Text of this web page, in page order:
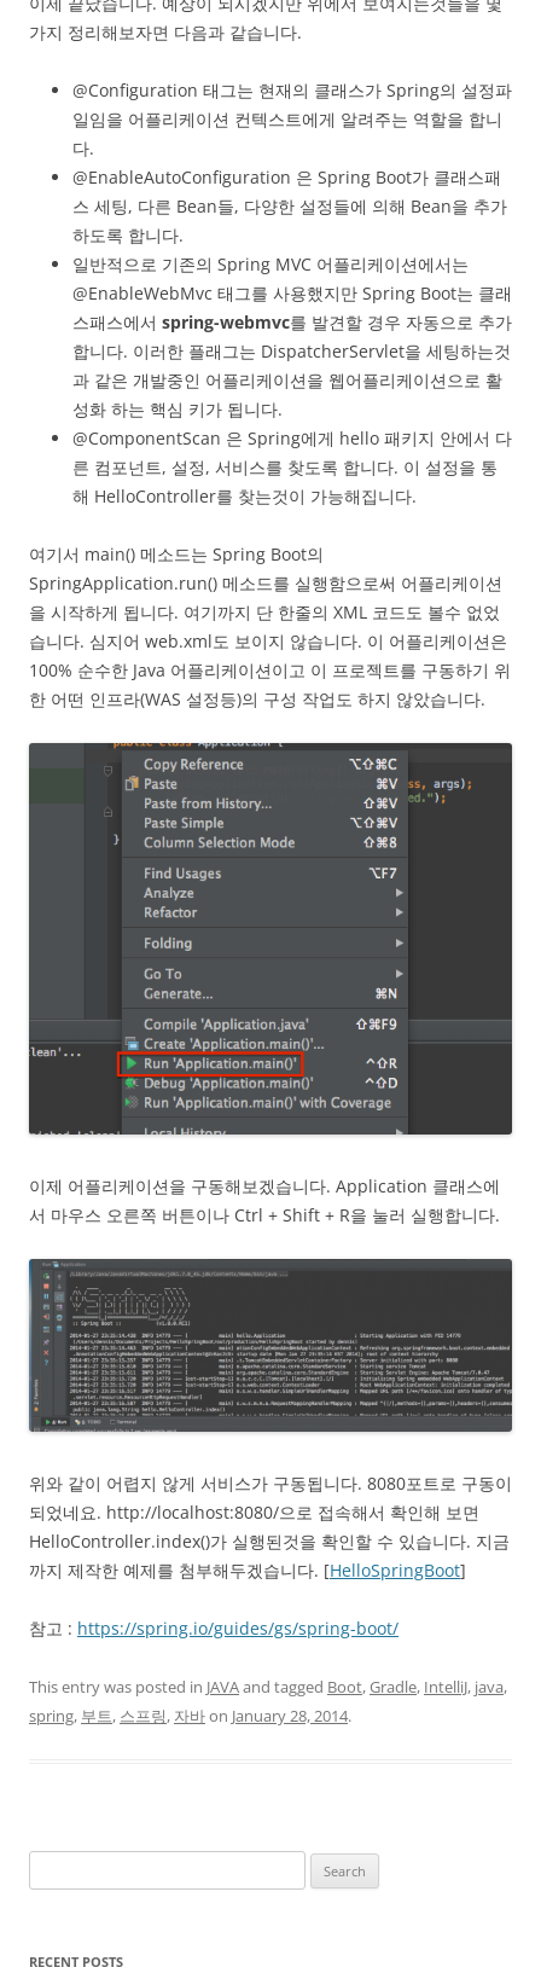
가지 정리해보자면 다음과 같습니다.
@Configuration 태그는 현재의 클래스가 Spring의 설정파
일임을 어플리케이션 컨텍스트에게 알려주는 역할을 합니
다.
@EnableAutoConfiguration 은 Spring Boot가 클래스패
스 세팅, 다른 Bean들, 다양한 설정들에 의해 Bean을 추가
하도록 합니다.
일반적으로 기존의 Spring MVC 어플리케이션에서는
@EnableWebMvc 태그를 사용했지만 Spring Boot는 클래
스패스에서 spring-webmvc를 발견할 경우 자동으로 추가
합니다. 이러한 플래그는 DispatcherServlet을 세팅하는것
과 같은 개발중인 어플리케이션을 웹어플리케이션으로 활
성화 하는 핵심 키가 됩니다.
@ComponentScan 은 Spring에게 hello 패키지 안에서 다
른 컴포넌트, 설정, 서비스를 찾도록 합니다. 이 설정을 통
해 HelloController를 찾는것이 가능해집니다.
여기서 main() 메소드는 Spring Boot의
SpringApplication.run() 메소드를 실행함으로써 어플리케이션
을 시작하게 됩니다. 여기까지 단 한줄의 XML 코드도 볼수 없었
습니다. 심지어 web.xml도 보이지 않습니다. 이 어플리케이션은
100% 순수한 Java 어플리케이션이고 이 프로젝트를 구동하기 위
한 어떤 인프라(WAS 설정등)의 구성 작업도 하지 않았습니다.
이제 어플리케이션을 구동해보겠습니다. Application 클래스에
서 마우스 오른쪽 버튼이나 Ctrl + Shift + R을 눌러 실행합니다.
위와 같이 어렵지 않게 서비스가 구동됩니다. 8080포트로 구동이
되었네요. http://localhost:8080/으로 접속해서 확인해 보면
HelloController.index()가 실행된것을 확인할 수 있습니다. 지금
까지 제작한 예제를 첨부해두겠습니다. [HelloSpringBoot]
참고 : https://spring.io/guides/gs/spring-boot/
This entry was posted in JAVAand tagged Boot,Gradle, IntelliJ, java,
spring, 부트, 스프링, 자바on January 28, 2014.
for:
RECENT POSTS